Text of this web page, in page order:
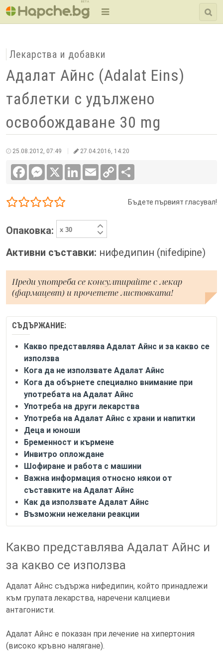
BETA
Лекарства и добавки
Адалат Айнс (Adalat Eins)
таблетки с удължено
освобождаване 30 mg
25.08.2012, 07:49 27.04.2016, 14:20
FacebookMessenger LinkedInEmail
Copy
Link
1/52/53/54/55/5 Бъдете първият гласувал!
Опаковка:
Активни съставки: нифедипин (nifedipine)
Преди употреба се консултирайте с лекар
(фармацевт) и прочетете листовката!
СЪДЪРЖАНИЕ:
Какво представлява Адалат Айнс и за какво се
използва
Кога да не използвате Адалат Айнс
Кога да обърнете специално внимание при
употребата на Адалат Айнс
Употреба на други лекарства
Употреба на Адалат Айнс с храни и напитки
Деца и юноши
Бременност и кърмене
Инвитро оплождане
Шофиране и работа с машини
Важна информация относно някои от
съставките на Адалат Айнс
Как да използвате Адалат Айнс
Възможни нежелани реакции
Какво представлява Адалат Айнс и
за какво се използва
Адалат Айнс съдържа нифедипин, който принадлежи
към групата лекарства, наречени калциеви
антагонисти.
Адалат Айнс е показан при лечение на хипертония
(високо кръвно налягане).